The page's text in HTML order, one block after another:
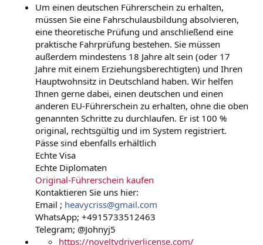
Um einen deutschen Führerschein zu erhalten,
müssen Sie eine Fahrschulausbildung absolvieren,
eine theoretische Prüfung und anschließend eine
praktische Fahrprüfung bestehen. Sie müssen
außerdem mindestens 18 Jahre alt sein (oder 17
Jahre mit einem Erziehungsberechtigten) und Ihren
Hauptwohnsitz in Deutschland haben. Wir helfen
Ihnen gerne dabei, einen deutschen und einen
anderen EU-Führerschein zu erhalten, ohne die oben
genannten Schritte zu durchlaufen. Er ist 100 %
original, rechtsgültig und im System registriert.
Pässe sind ebenfalls erhältlich
Echte Visa
Echte Diplomaten
Original-Führerschein kaufen
Kontaktieren Sie uns hier:
Email ; heavycriss@gmail.com
WhatsApp; +4915733512463
Telegram; @Johnyj5
https://noveltydriverlicense.com/